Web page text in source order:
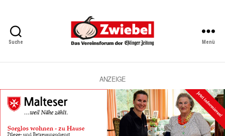
Suche
Vereinsforum
Eßlinger
Zeitung
Menü
ANZEIGE